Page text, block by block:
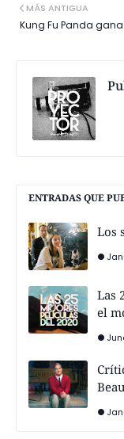
MÁS ANTIGUA
Kung Fu Panda
ENTRADAS QUE
Los
Las
el